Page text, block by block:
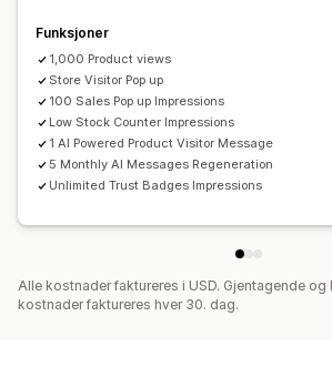
Samlingssider
Funksjoner
1,000 Product views
Store Visitor Pop up
100 Sales Pop up Impressions
Low Stock Counter Impressions
1 AI Powered Product Visitor Message
5 Monthly AI Messages Regeneration
Unlimited Trust Badges Impressions
Alle kostnader faktureres i USD. Gjentagende
kostnader faktureres hver 30. dag.